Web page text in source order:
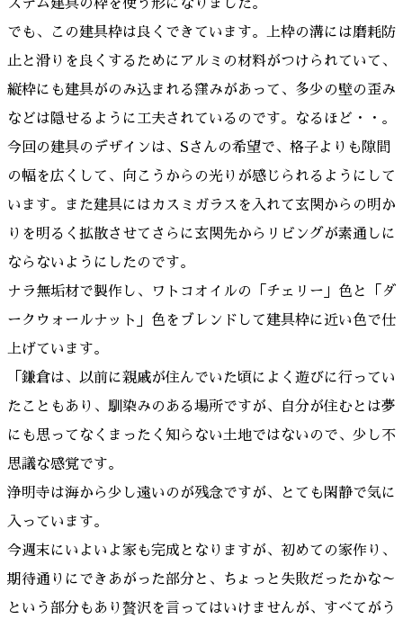
ステム建具の枠を使う形になりました。
でも、この建具枠は良くできています。上枠の溝には磨耗防
止と滑りを良くするためにアルミの材料がつけられていて、
縦枠にも建具がのみ込まれる窪みがあって、多少の壁の歪み
などは隠せるように工夫されているのです。なるほど・・。
今回の建具のデザインは、Sさんの希望で、格子よりも隙間
の幅を広くして、向こうからの光りが感じられるようにして
います。また建具にはカスミガラスを入れて玄関からの明か
りを明るく拡散させてさらに玄関先からリビングが素通しに
ならないようにしたのです。
ナラ無垢材で製作し、ワトコオイルの「チェリー」色と「ダ
ークウォールナット」色をブレンドして建具枠に近い色で仕
上げています。
「鎌倉は、以前に親戚が住んでいた頃によく遊びに行ってい
たこともあり、馴染みのある場所ですが、自分が住むとは夢
にも思ってなくまったく知らない土地ではないので、少し不
思議な感覚です。
浄明寺は海から少し遠いのが残念ですが、とても閑静で気に
入っています。
今週末にいよいよ家も完成となりますが、初めての家作り、
期待通りにできあがった部分と、ちょっと失敗だったかな～
という部分もあり贅沢を言ってはいけませんが、すべてがう